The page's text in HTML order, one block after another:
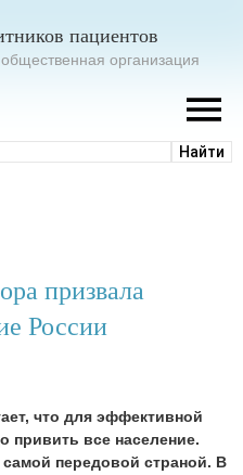
пациентов
организация
призвала
России
что для эффективной
привить все население.
передовой страной. В